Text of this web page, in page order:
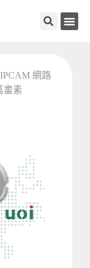
IPCAM 網路
畫素